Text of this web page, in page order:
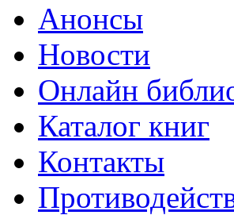
Анонсы
Новости
Онлайн
Каталог книг
Контакты